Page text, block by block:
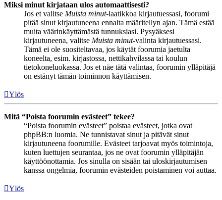
Miksi minut kirjataan ulos automaattisesti?
Jos et valitse Muista minut-laatikkoa kirjautuessasi, foorumi
pitää sinut kirjautuneena ennalta määritellyn ajan. Tämä estää
muita väärinkäyttämästä tunnuksiasi. Pysyäksesi
kirjautuneena, valitse Muista minut-valinta kirjautuessasi.
Tämä ei ole suositeltavaa, jos käytät foorumia jaetulta
koneelta, esim. kirjastossa, nettikahvilassa tai koulun
tietokoneluokassa. Jos et näe tätä valintaa, foorumin ylläpitäjä
on estänyt tämän toiminnon käyttämisen.
Ylös
Mitä “Poista foorumin evästeet” tekee?
“Poista foorumin evästeet” poistaa evästeet, jotka ovat
phpBB:n luomia. Ne tunnistavat sinut ja pitävät sinut
kirjautuneena foorumille. Evästeet tarjoavat myös toimintoja,
kuten luettujen seurantaa, jos ne ovat foorumin ylläpitäjän
käyttöönottamia. Jos sinulla on sisään tai uloskirjautumisen
kanssa ongelmia, foorumin evästeiden poistaminen voi auttaa.
Ylös